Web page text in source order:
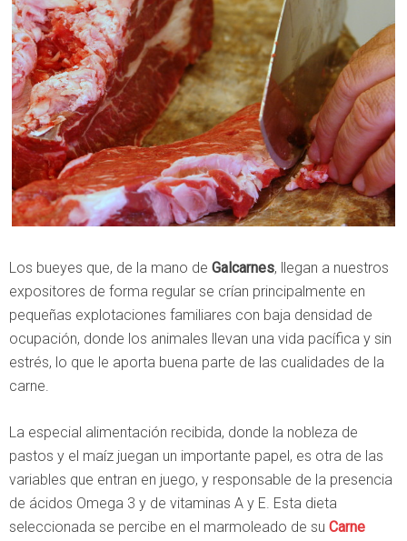
Los bueyes que, de la mano de Galcarnes, llegan a nuestros
expositores de forma regular se crían principalmente en
pequeñas explotaciones familiares con baja densidad de
ocupación, donde los animales llevan una vida pacífica y sin
estrés, lo que le aporta buena parte de las cualidades de la
carne.
La especial alimentación recibida, donde la nobleza de
pastos y el maíz juegan un importante papel, es otra de las
variables que entran en juego, y responsable de la presencia
de ácidos Omega 3 y de vitaminas A y E. Esta dieta
seleccionada se percibe en el marmoleado de su Carne